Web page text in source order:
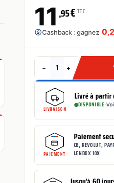
11 ,95€ TTC
Cashback : gagnez
− +
LIVRAISON
Livré à partir
DISPONIBLE·
PAIEMENT
Paiement
CB, REVOLUT,
LENBOX 10X